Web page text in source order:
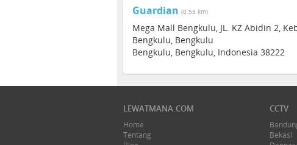
Guardian (0.55 km)
Mega Mall Bengkulu, JL. KZ Abidin 2,
Bengkulu, Bengkulu
Bengkulu, Bengkulu, Indonesia 38222
LEWATMANA.COM
Home
Tentang
CCTV
Bekasi